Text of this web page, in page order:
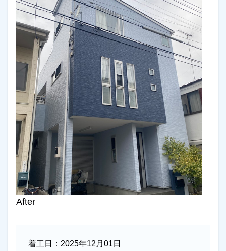
After
着工日： 2025年12月01日